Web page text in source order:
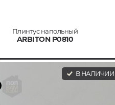
Плинтус напольный
ARBITON P0810
В НАЛИЧИИ